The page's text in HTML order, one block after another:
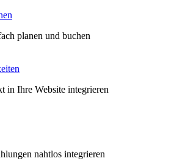
planen und buchen
in Ihre Website integrieren
nahtlos integrieren